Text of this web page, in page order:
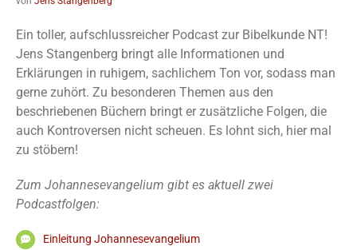
Ein toller, aufschlussreicher Podcast zur Bibelkunde NT!
Jens Stangenberg bringt alle Informationen und
Erklärungen in ruhigem, sachlichem Ton vor, sodass man
gerne zuhört. Zu besonderen Themen aus den
beschriebenen Büchern bringt er zusätzliche Folgen, die
auch Kontroversen nicht scheuen. Es lohnt sich, hier mal
zu stöbern!
Zum Johannesevangelium gibt es aktuell zwei
Podcastfolgen:
Einleitung Johannesevangelium